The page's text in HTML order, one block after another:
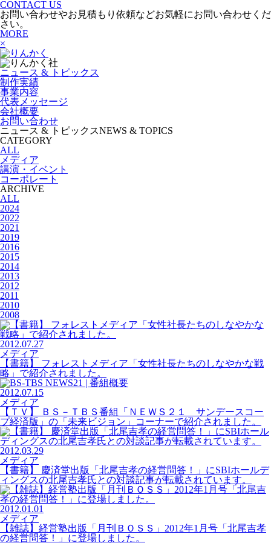
CONTACT US
お問い合わせやお見積もり依頼などお気軽にお問い合わせくだ
さい。
MORE
×
ニュース & トピックス
制作実績
事業内容
代表メッセージ
会社概要
お問い合わせ
ニュース & トピックスNEWS & TOPICS
CATEGORY
ALL
メディア
講演・イベント
コーポレート
ARCHIVE
ALL
2024
2022
2021
2019
2016
2015
2014
2013
2012
2011
2010
2008
2012.07.27
メディア
【書籍】 フォレストメディア「女性社長たちのしなやかな戦
略」で紹介されました。
2012.07.15
メディア
【ＴＶ】 ＢＳ－ＴＢＳ番組「ＮＥＷＳ２１ サンデースコー
プ経済版」の「未来ビジョン」コーナーで紹介されました。
2012.03.29
メディア
【書籍】 慶済堂出版「北尾吉孝の経営問答！」にSBIホールデ
ィングスの北尾吉孝氏との対談記事が転載されています。
2012.01.01
メディア
【雑誌】経営塾出版「月刊ＢＯＳＳ」2012年1月号「北尾吉孝
の経営問答！」に登場しました。